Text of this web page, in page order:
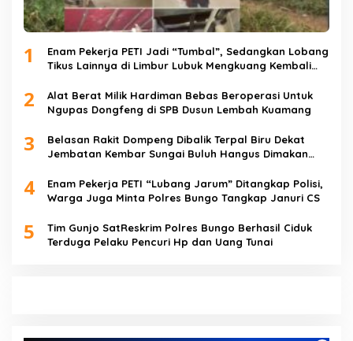
1
Enam Pekerja PETI Jadi “Tumbal”, Sedangkan Lobang
Tikus Lainnya di Limbur Lubuk Mengkuang Kembali
2
Alat Berat Milik Hardiman Bebas Beroperasi Untuk
Ngupas Dongfeng di SPB Dusun Lembah Kuamang
3
Belasan Rakit Dompeng Dibalik Terpal Biru Dekat
Jembatan Kembar Sungai Buluh Hangus Dimakan
4
Enam Pekerja PETI “Lubang Jarum” Ditangkap Polisi,
Warga Juga Minta Polres Bungo Tangkap Januri CS
5
Tim Gunjo SatReskrim Polres Bungo Berhasil Ciduk
Terduga Pelaku Pencuri Hp dan Uang Tunai